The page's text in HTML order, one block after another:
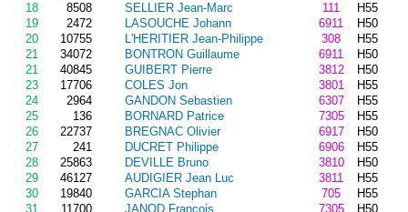
18
8508 SELLIER Jean-Marc 111
H55
19
2472 LASOUCHE Johann 6911
H50
20
10755 L'HERITIER Jean-Philippe 308
H55
21
34072 BONTRON Guillaume 6911
H50
21
40845 GUIBERT Pierre 3812
H50
23
17706 COLES Jon 3801
H55
24
2964 GANDON Sebastien 6307
H55
25
136 BORNARD Patrice 7305
H55
26
22737 BREGNAC Olivier 6917
H50
27
241 DUCRET Philippe 6906
H55
28
25863 DEVILLE Bruno 3810
H50
29
46127 AUDIGIER Jean Luc 3811
H55
30
19840 GARCIA Stephan 705
H55
31
11700 JANOD François 7305
H50